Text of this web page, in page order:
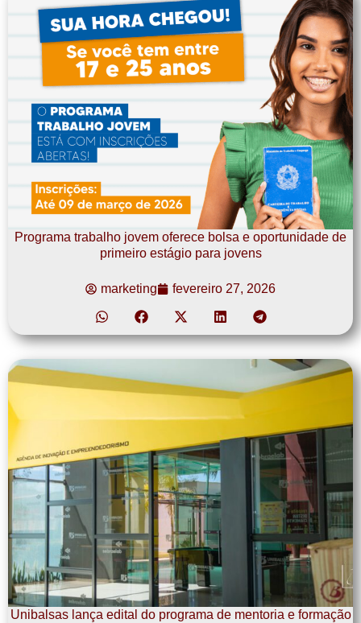
Programa trabalho jovem oferece bolsa e oportunidade de
primeiro estágio para jovens
marketing fevereiro 27, 2026
Unibalsas lança edital do programa de mentoria e formação